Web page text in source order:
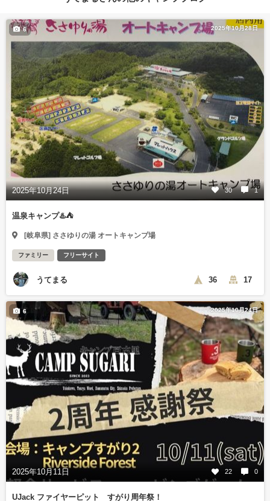
2025年10月28日
2025年10月24日 30 1
6
温泉キャンプ♨️⛺️
[岐阜県] ささゆりの湯 オートキャンプ場
ファミリー フリーサイト
うてまる 36 17
2025年10月24日
2025年10月11日 22 0
6
UJack ファイヤーピット すがり周年祭！